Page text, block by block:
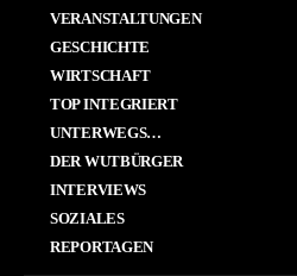
VERANSTALTUNGEN
GESCHICHTE
WIRTSCHAFT
TOP INTEGRIERT
UNTERWEGS…
DER WUTBÜRGER
INTERVIEWS
SOZIALES
REPORTAGEN